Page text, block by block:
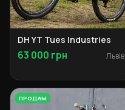
DH YT Tues Industries
63 000 грн Львів
ПРОДАМ